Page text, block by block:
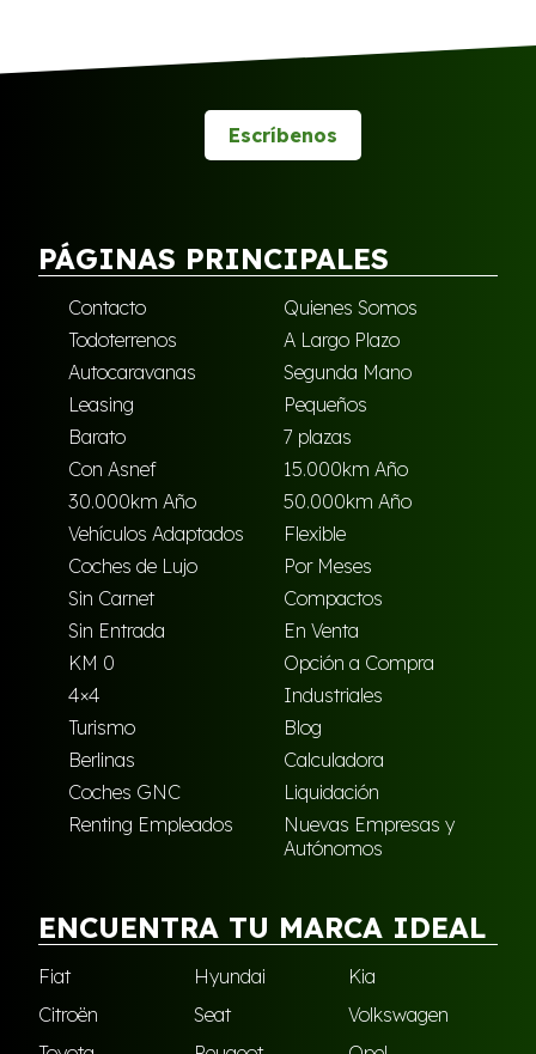
Escríbenos
PÁGINAS PRINCIPALES
Contacto
Quienes Somos
Todoterrenos
A Largo Plazo
Autocaravanas
Segunda Mano
Leasing
Pequeños
Barato
7 plazas
Con Asnef
15.000km Año
30.000km Año
50.000km Año
Vehículos Adaptados
Flexible
Coches de Lujo
Por Meses
Sin Carnet
Compactos
Sin Entrada
En Venta
KM 0
Opción a Compra
4×4
Industriales
Turismo
Blog
Berlinas
Calculadora
Coches GNC
Liquidación
Renting Empleados
Nuevas Empresas y
Autónomos
ENCUENTRA TU MARCA IDEAL
Fiat Hyundai
Kia
Citroën
Seat
Volkswagen